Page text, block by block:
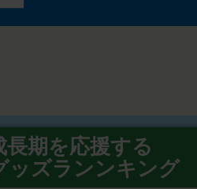
期を応援する
ッズランンキング